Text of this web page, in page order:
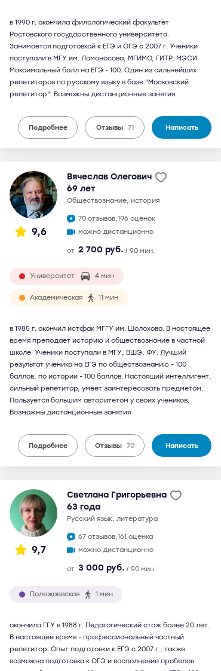
в 1990 г. окончила филологический факультет
Ростовского государственного университета.
Занимается подготовкой к ЕГЭ и ОГЭ с 2007 г. Ученики
поступали в МГУ им. Ломоносова, МГИМО, ГИТР, МЭСИ.
Максимальный балл на ЕГЭ - 100. Один из сильнейших
репетиторов по русскому языку в базе "Московский
репетитор". Возможны дистанционные занятия
Подробнее Отзывы 71 Написать
9,6
Вячеслав Олегович
69 лет
обществознание, история
70 отзывов,196 оценок
можно дистанционно
от 2 700 руб. / 90 мин.
Университет 4 мин
Академическая 11 мин
в 1985 г. окончил истфак МГГУ им. Шолохова. В настоящее
время преподает историю и обществознание в частной
школе. Ученики поступали в МГУ, ВШЭ, ФУ. Лучший
результат ученика на ЕГЭ по обществознанию - 100
баллов, по истории - 100 баллов. Настоящий интеллигент,
сильный репетитор, умеет заинтересовать предметом.
Пользуется большим авторитетом у своих учеников.
Возможны дистанционные занятия
Подробнее Отзывы 70 Написать
9,7
Светлана Григорьевна
63 года
русский язык, литература
67 отзывов,161 оценка
можно дистанционно
от 3 000 руб. / 90 мин.
Полежаевская 1 мин
окончила ГГУ в 1988 г. Педагогический стаж более 20 лет.
В настоящее время - профессиональный частный
репетитор. Опыт подготовки к ЕГЭ с 2007 г., также
возможна подготовка к ОГЭ и восполнение пробелов